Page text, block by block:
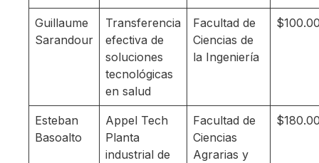
Guillaume
Sarandour
Transferencia
efectiva de
soluciones
tecnológicas
en salud
Facultad de
Ciencias de
la Ingeniería
Esteban
Basoalto
Appel Tech
Planta
industrial de
Facultad de
Ciencias
Agrarias y